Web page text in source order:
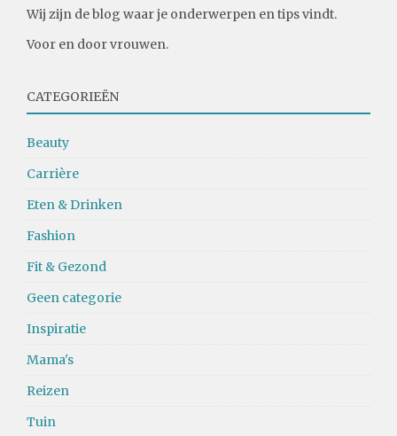
Wij zijn de blog waar je onderwerpen en tips vindt.
Voor en door vrouwen.
CATEGORIEËN
Beauty
Carrière
Eten & Drinken
Fashion
Fit & Gezond
Geen categorie
Inspiratie
Mama's
Reizen
Tuin